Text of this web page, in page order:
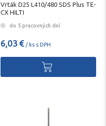
Vrták D25 L410/480 SDS Plus TE-
CX HILTI
do 5 pracovných dní
6,03 € / ks s DPH